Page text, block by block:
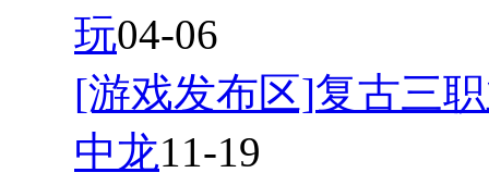
玩04-06
[游戏发布区]复古三
中龙11-19